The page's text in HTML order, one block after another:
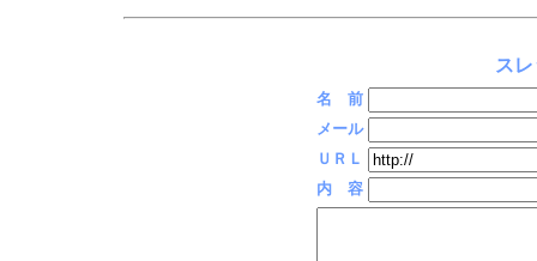
ス
名 前
メール
ＵＲＬ
内 容